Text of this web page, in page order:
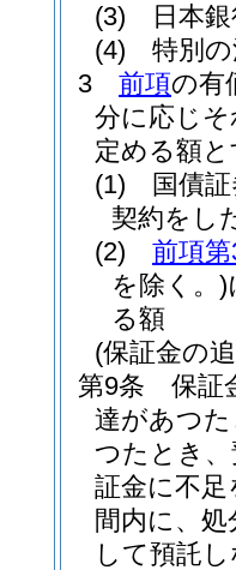
(3)
日本
(4)
特別
3
前項の有
分に応じ
定める額
(1)
国債
契約をし
(2)
前項
を除く。)
る額
(保証金の
第9条
保証
達があつ
つたとき
証金に不
間内に、
して預託